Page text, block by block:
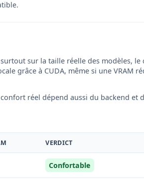
surtout sur la taille réelle des modèles,
grâce à CUDA, même si une VRAM
réel dépend aussi du backend et
VERDICT
Confortable